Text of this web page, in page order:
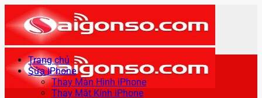
qua
nội
dung
Trang chủ
Sửa iPhone
Thay Màn Hình iPhone
Thay Mặt Kính iPhone